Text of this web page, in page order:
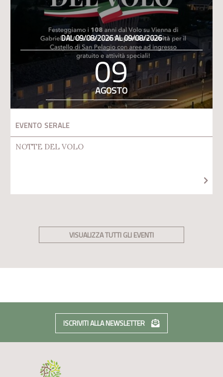
DAL 09/08/2026 AL 09/08/2026
09
AGOSTO
EVENTO SERALE
NOTTE DEL VOLO
VISUALIZZA TUTTI GLI EVENTI
ISCRIVITI ALLA NEWSLETTER